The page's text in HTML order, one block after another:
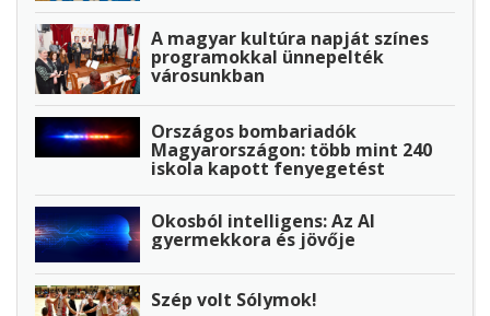
A magyar kultúra napját színes
programokkal ünnepelték
városunkban
Országos bombariadók
Magyarországon: több mint 240
iskola kapott fenyegetést
Okosból intelligens: Az AI
gyermekkora és jövője
Szép volt Sólymok!